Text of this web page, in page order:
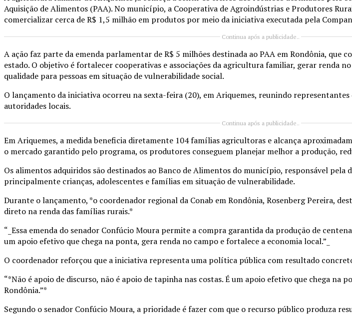
Aquisição de Alimentos (PAA). No município, a Cooperativa de Agroindústrias e Produtores
comercializar cerca de R$ 1,5 milhão em produtos por meio da iniciativa executada pela
Continua após a publicidade..
A ação faz parte da emenda parlamentar de R$ 5 milhões destinada ao PAA em Rondônia, que
estado. O objetivo é fortalecer cooperativas e associações da agricultura familiar, gerar renda
qualidade para pessoas em situação de vulnerabilidade social.
O lançamento da iniciativa ocorreu na sexta-feira (20), em Ariquemes, reunindo
autoridades locais.
Continua após a publicidade..
Em Ariquemes, a medida beneficia diretamente 104 famílias agricultoras e alcança
o mercado garantido pelo programa, os produtores conseguem planejar melhor a produção,
Os alimentos adquiridos são destinados ao Banco de Alimentos do município, responsável pela
principalmente crianças, adolescentes e famílias em situação de vulnerabilidade.
Durante o lançamento, *o coordenador regional da Conab em Rondônia, Rosenberg Pereira,
direto na renda das famílias rurais.*
“_Essa emenda do senador Confúcio Moura permite a compra garantida da produção de
um apoio efetivo que chega na ponta, gera renda no campo e fortalece a economia local.”_
O coordenador reforçou que a iniciativa representa uma política pública com resultado
“*Não é apoio de discurso, não é apoio de tapinha nas costas. É um apoio efetivo que chega
Rondônia.”*
Segundo o senador Confúcio Moura, a prioridade é fazer com que o recurso público produza